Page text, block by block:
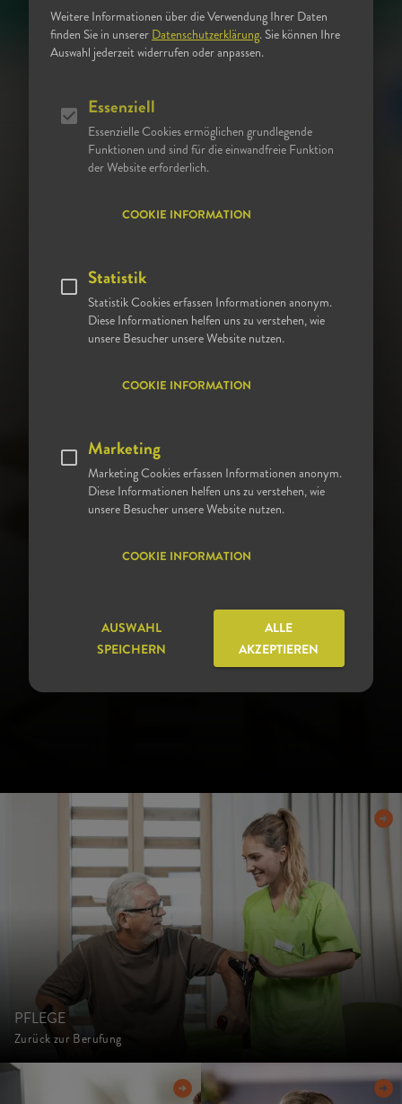
abgestimmte Schmerztherapie.
Geräte überwacht. Während des gesamten Eingriffs
betreut Sie ständig ein Anästhesist in Zusammenarbeit
mit einer speziell ausgebildeten Pflegekraft.
Augenmerk. Kinder unter zwei Jahren werden im
Vordergrund unseres Handelns, deshalb arbeiten wir eng
mit den Kollegen der Klinik für Kinderheilkunde der
Universitätsklinik Jena zusammen. Eltern haben die
Wachraum mit zu betreuen.
In der renommierten F.A.Z. Studie "Deutschlands beste
Krankenhäuser" wurde die Klinik für Anästhesie bereits
zum zweiten Mal hintereinander als Nummer 1
ausgezeichnet. Insgesamt wurden hierbei alle
Patientenbewertungsportale werden für die
PFLEGE
Zurück zur Berufung
Weitere Informationen über die Verwendung Ihrer Daten
finden Sie in unserer Datenschutzerklärung. Sie können Ihre
Auswahl jederzeit widerrufen oder anpassen.
Essenziell
Essenzielle Cookies ermöglichen grundlegende
Funktionen und sind für die einwandfreie Funktion
der Website erforderlich.
COOKIE INFORMATION
Statistik
Statistik Cookies erfassen Informationen anonym.
Diese Informationen helfen uns zu verstehen, wie
unsere Besucher unsere Website nutzen.
COOKIE INFORMATION
Marketing
Marketing Cookies erfassen Informationen anonym.
Diese Informationen helfen uns zu verstehen, wie
unsere Besucher unsere Website nutzen.
COOKIE INFORMATION
AUSWAHL
SPEICHERN
ALLE
AKZEPTIEREN